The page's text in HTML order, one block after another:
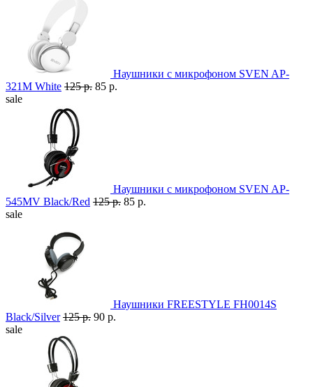
Наушники с микрофоном SVEN AP-
321M White 125 р. 85 р.
sale
Наушники с микрофоном SVEN AP-
545MV Black/Red 125 р. 85 р.
sale
Наушники FREESTYLE FH0014S
Black/Silver 125 р. 90 р.
sale